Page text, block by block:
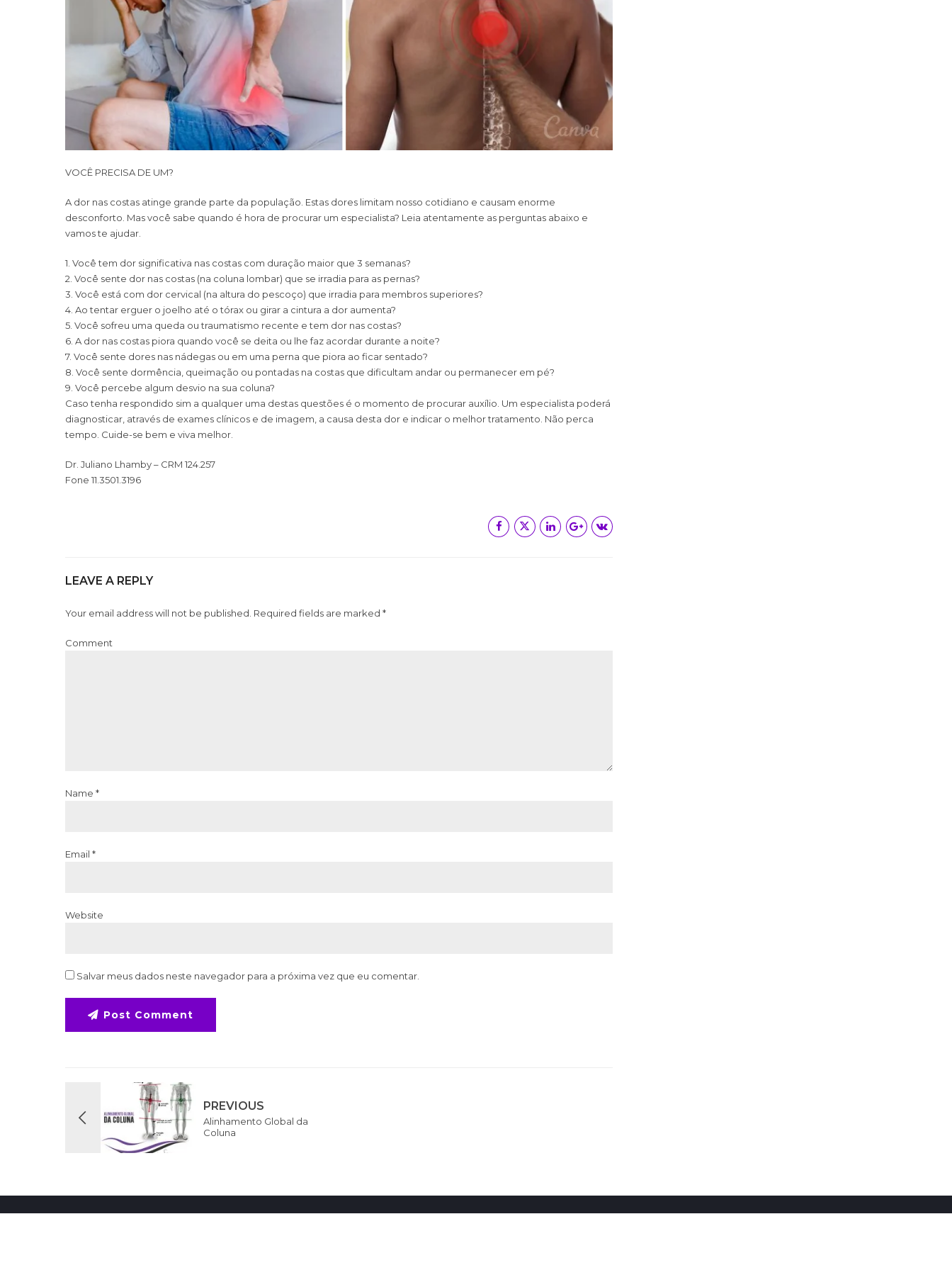
VOCÊ PRECISA DE UM?
A dor nas costas atinge grande parte da população. Estas dores limitam nosso cotidiano e causam enorme
desconforto. Mas você sabe quando é hora de procurar um especialista? Leia atentamente as perguntas abaixo e
vamos te ajudar.
1. Você tem dor significativa nas costas com duração maior que 3 semanas?
2. Você sente dor nas costas (na coluna lombar) que se irradia para as pernas?
3. Você está com dor cervical (na altura do pescoço) que irradia para membros superiores?
4. Ao tentar erguer o joelho até o tórax ou girar a cintura a dor aumenta?
5. Você sofreu uma queda ou traumatismo recente e tem dor nas costas?
6. A dor nas costas piora quando você se deita ou lhe faz acordar durante a noite?
7. Você sente dores nas nádegas ou em uma perna que piora ao ficar sentado?
8. Você sente dormência, queimação ou pontadas na costas que dificultam andar ou permanecer em pé?
9. Você percebe algum desvio na sua coluna?
Caso tenha respondido sim a qualquer uma destas questões é o momento de procurar auxílio. Um especialista poderá
diagnosticar, através de exames clínicos e de imagem, a causa desta dor e indicar o melhor tratamento. Não perca
tempo. Cuide-se bem e viva melhor.
Dr. Juliano Lhamby – CRM 124.257
Fone 11.3501.3196
LEAVE A REPLY
Your email address will not be published. Required fields are marked *
Comment
Name *
Email *
Website
Salvar meus dados neste navegador para a próxima vez que eu comentar.
Post Comment
PREVIOUS
Alinhamento Global da
Coluna